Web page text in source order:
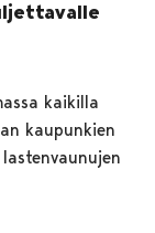
kaikilla
kaupunkien